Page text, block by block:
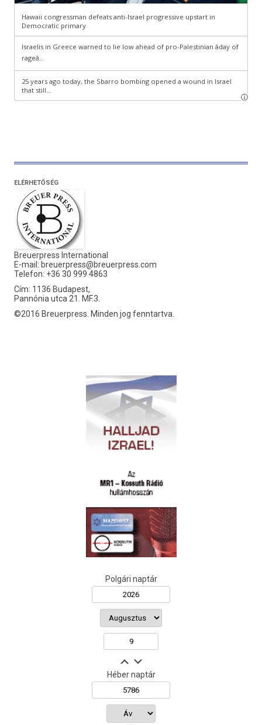
ELÉRHETŐSÉG
Breuerpress International
E-mail: breuerpress@breuerpress.com
Telefon: +36 30 999 4863
Cím: 1136 Budapest,
Pannónia utca 21. MF.3.
©2016 Breuerpress. Minden jog fenntartva.
Polgári naptár
Héber naptár